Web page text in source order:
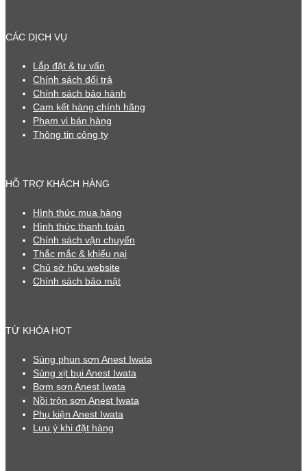
CÁC DỊCH VỤ
Lắp đặt & tư vấn
Chính sách đổi trả
Chính sách bảo hành
Cam kết hàng chính hãng
Phạm vi bán hàng
Thông tin công ty
HỖ TRỢ KHÁCH HÀNG
Hình thức mua hàng
Hình thức thanh toán
Chính sách vận chuyển
Thắc mắc & khiếu nại
Chủ sở hữu website
Chính sách bảo mật
TỪ KHÓA HOT
Súng phun sơn Anest Iwata
Súng xịt bụi Anest Iwata
Bơm sơn Anest Iwata
Nồi trộn sơn Anest Iwata
Phụ kiện Anest Iwata
Lưu ý khi đặt hàng